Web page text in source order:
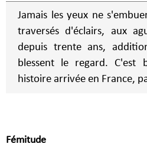
Jamais les yeux ne
traversés d'éclairs, aux
depuis trente ans,
blessent le regard. C'est
histoire arrivée en France,
Fémitude